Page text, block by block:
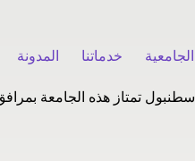
خدماتنا المدونة
تمتاز هذه الجامعة بمرافق